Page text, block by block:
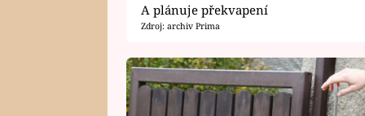
A plánuje překvapení
Zdroj: archiv Prima